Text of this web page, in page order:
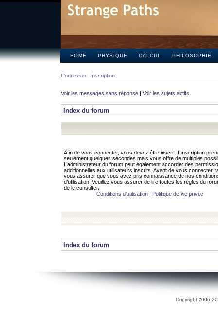
HOME PHYSIQUE CALCUL PHILOSOPHIE
Connexion Inscription
Voir les messages sans réponse | Voir les sujets actifs
Index du forum
Afin de vous connecter, vous devez être inscrit. L’inscription
seulement quelques secondes mais vous offre de multiples
L’administrateur du forum peut également accorder des
additionnelles aux utilisateurs inscrits. Avant de vous connecter,
vous assurer que vous avez pris connaissance de nos
d’utilisation. Veuillez vous assurer de lire toutes les règles du
de le consulter.
Conditions d’utilisation| Politique de vie privée
Index du forum
Copyright 2006-